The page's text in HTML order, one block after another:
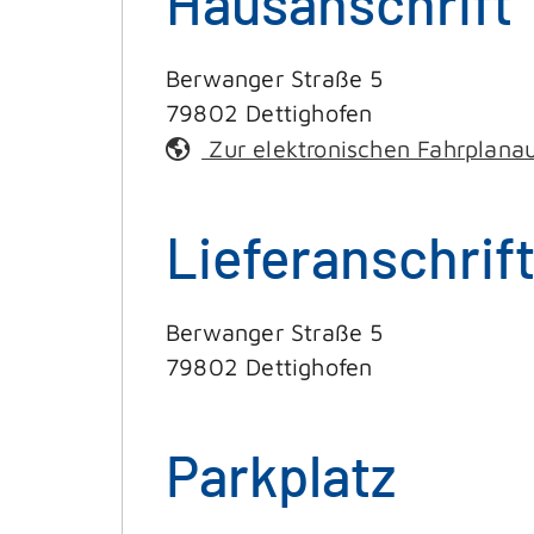
Berwanger Straße 5
79802 Dettighofen
Zur elektronischen
Lieferanschrift
Berwanger Straße 5
79802 Dettighofen
Parkplatz